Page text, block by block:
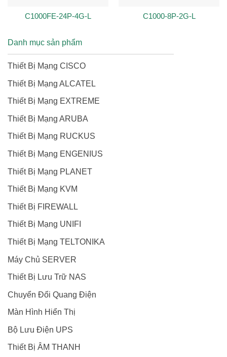
C1000FE-24P-4G-L C1000-8P-2G-L
Danh mục sản phẩm
Thiết Bị Mạng CISCO
Thiết Bị Mạng ALCATEL
Thiết Bị Mạng EXTREME
Thiết Bị Mạng ARUBA
Thiết Bị Mạng RUCKUS
Thiết Bị Mạng ENGENIUS
Thiết Bị Mạng PLANET
Thiết Bị Mạng KVM
Thiết Bị FIREWALL
Thiết Bị Mạng UNIFI
Thiết Bị Mạng TELTONIKA
Máy Chủ SERVER
Thiết Bị Lưu Trữ NAS
Chuyển Đổi Quang Điện
Màn Hình Hiển Thị
Bộ Lưu Điện UPS
Thiết Bị ÂM THANH